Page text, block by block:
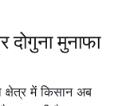
मुनाफा
में किसान अब